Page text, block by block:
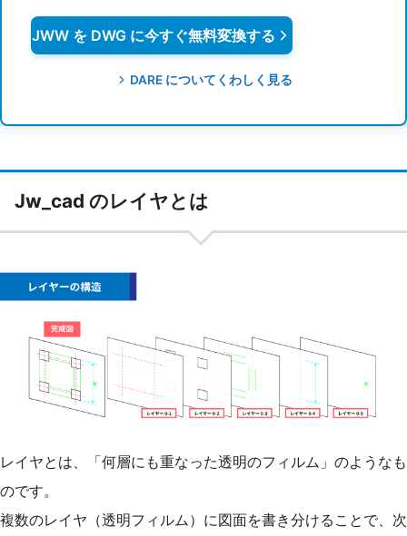
JWW を DWG に今すぐ無料変換する
DARE についてくわしく見る
Jw_cad のレイヤとは
レイヤとは、「何層にも重なった透明のフィルム」のようなも
のです。
複数のレイヤ（透明フィルム）に図面を書き分けることで、次